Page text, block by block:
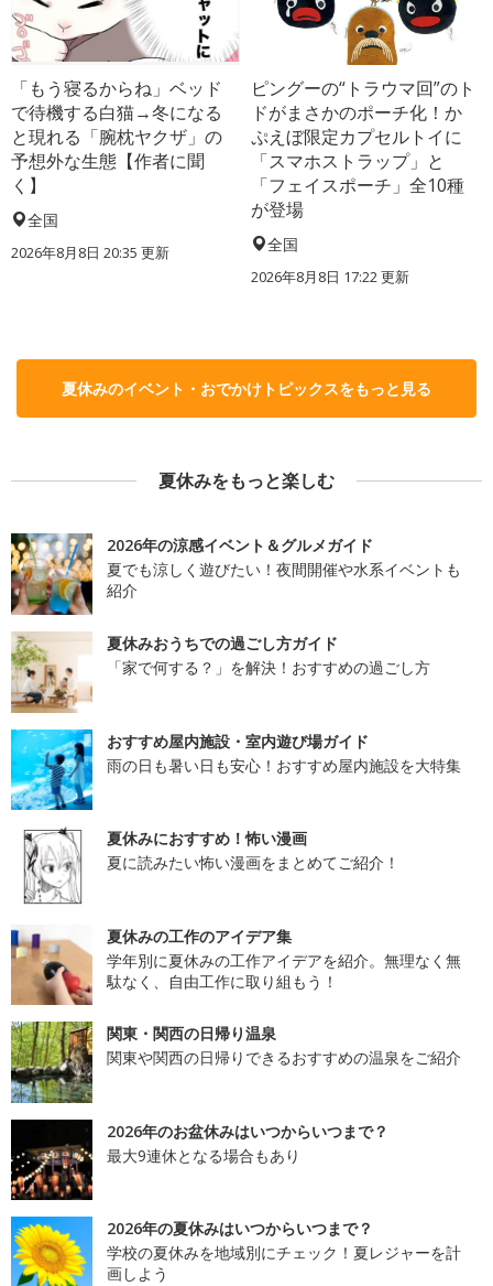
「もう寝るからね」ベッド
で待機する白猫→冬になる
と現れる「腕枕ヤクザ」の
予想外な生態【作者に聞
く】
全国
2026年8月8日 20:35 更新
ピングーの“トラウマ回”のト
ドがまさかのポーチ化！か
ぷえぼ限定カプセルトイに
「スマホストラップ」と
「フェイスポーチ」全10種
が登場
全国
2026年8月8日 17:22更新
夏休みのイベント・おでかけトピックスをもっと見る
夏休みをもっと楽しむ
2026年の涼感イベント＆グルメガイド
夏でも涼しく遊びたい！夜間開催や水系イベントも
紹介
夏休みおうちでの過ごし方ガイド
「家で何する？」を解決！おすすめの過ごし方
おすすめ屋内施設・室内遊び場ガイド
雨の日も暑い日も安心！おすすめ屋内施設を大特集
夏休みにおすすめ！怖い漫画
夏に読みたい怖い漫画をまとめてご紹介！
夏休みの工作のアイデア集
学年別に夏休みの工作アイデアを紹介。無理なく無
駄なく、自由工作に取り組もう！
関東・関西の日帰り温泉
関東や関西の日帰りできるおすすめの温泉をご紹介
2026年のお盆休みはいつからいつまで？
最大9連休となる場合もあり
2026年の夏休みはいつからいつまで？
学校の夏休みを地域別にチェック！夏レジャーを計
画しよう